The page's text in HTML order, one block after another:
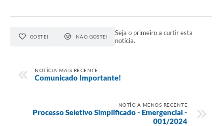
GOSTEI NÃO GOSTEI
Seja o primeiro a curtir esta
notícia.
NOTÍCIA MAIS RECENTE
Comunicado Importante!
NOTÍCIA MENOS RECENTE
Processo Seletivo Simplificado - Emergencial -
001/2024